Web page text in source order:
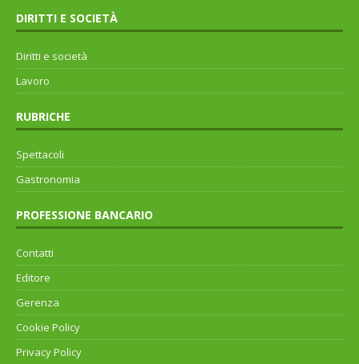
DIRITTI E SOCIETÀ
Diritti e società
Lavoro
RUBRICHE
Spettacoli
Gastronomia
PROFESSIONE BANCARIO
Contatti
Editore
Gerenza
Cookie Policy
Privacy Policy